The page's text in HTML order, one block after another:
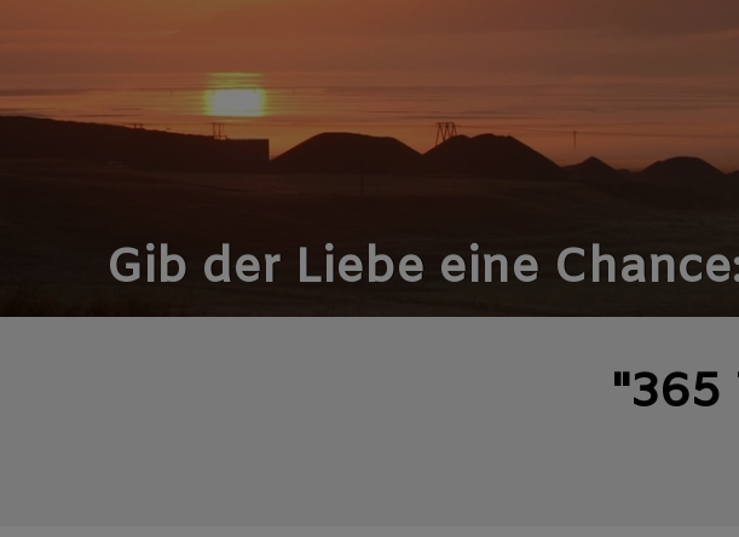
Gib der Liebe eine
"365